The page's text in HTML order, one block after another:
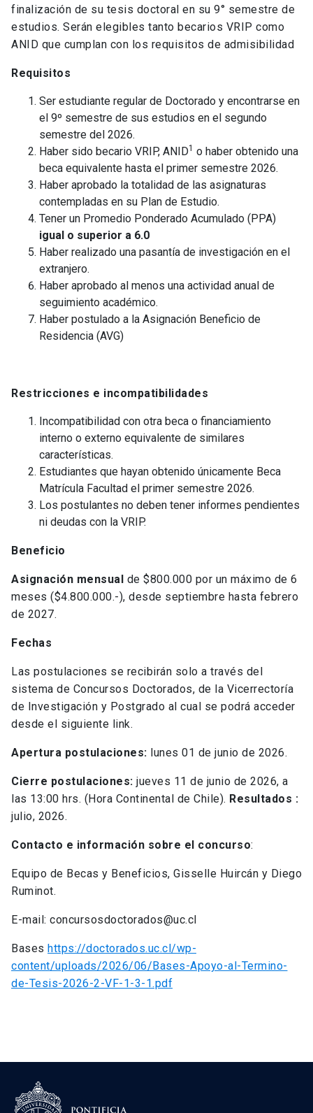
finalización de su tesis doctoral en su 9° semestre de
estudios. Serán elegibles tanto becarios VRIP como
ANID que cumplan con los requisitos de admisibilidad
Requisitos
Ser estudiante regular de Doctorado y encontrarse en
el 9º semestre de sus estudios en el segundo
semestre del 2026.
Haber sido becario VRIP, ANID1 o haber obtenido una
beca equivalente hasta el primer semestre 2026.
Haber aprobado la totalidad de las asignaturas
contempladas en su Plan de Estudio.
Tener un Promedio Ponderado Acumulado (PPA)
igual o superior a 6.0
Haber realizado una pasantía de investigación en el
extranjero.
Haber aprobado al menos una actividad anual de
seguimiento académico.
Haber postulado a la Asignación Beneficio de
Residencia (AVG)
Restricciones e incompatibilidades
Incompatibilidad con otra beca o financiamiento
interno o externo equivalente de similares
características.
Estudiantes que hayan obtenido únicamente Beca
Matrícula Facultad el primer semestre 2026.
Los postulantes no deben tener informes pendientes
ni deudas con la VRIP.
Beneficio
Asignación mensual de $800.000 por un máximo de 6
meses ($4.800.000.-), desde septiembre hasta febrero
de 2027.
Fechas
Las postulaciones se recibirán solo a través del
sistema de Concursos Doctorados, de la Vicerrectoría
de Investigación y Postgrado al cual se podrá acceder
desde el siguiente link.
Apertura postulaciones: lunes 01 de junio de 2026.
Cierre postulaciones: jueves 11 de junio de 2026, a
las 13:00 hrs. (Hora Continental de Chile). Resultados :
julio, 2026.
Contacto e información sobre el concurso:
Equipo de Becas y Beneficios, Gisselle Huircán y Diego
Ruminot.
E-mail: concursosdoctorados@uc.cl
Bases https://doctorados.uc.cl/wp-
content/uploads/2026/06/Bases-Apoyo-al-Termino-
de-Tesis-2026-2-VF-1-3-1.pdf